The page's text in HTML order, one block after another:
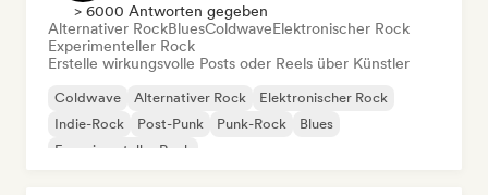
> 6000 Antworten gegeben
Alternativer RockBluesColdwaveElektronischer Rock
Experimenteller Rock
Erstelle wirkungsvolle Posts oder Reels über Künstler
Coldwave Alternativer Rock
Elektronischer Rock
Indie-Rock
Post-Punk Punk-Rock
Blues
Experimenteller Rock